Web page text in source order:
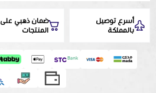
أسرع توصيل
بالمملكة
ضمان ذهبي على
المنتجات